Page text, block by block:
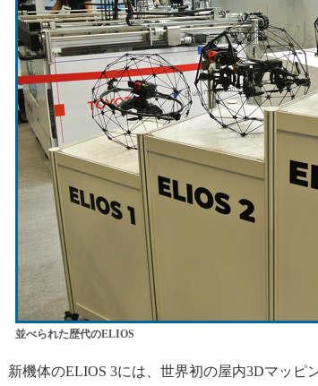
並べられた歴代のELIOS
新機体のELIOS 3には、世界初の屋内3Dマッピ